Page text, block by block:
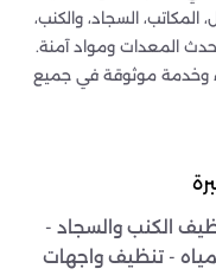
المكاتب، السجاد، والكنب،
المعدات ومواد آمنة.
وخدمة موثوقة في جميع
الكنب والسجاد -
- تنظيف واجهات